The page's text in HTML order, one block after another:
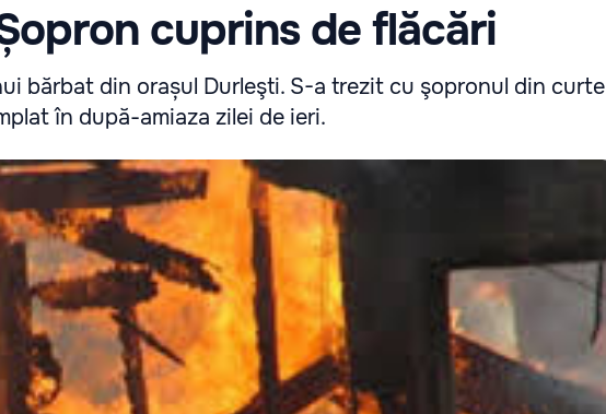
cuprins de flăcări
bărbat din orașul Durleşti. S-a trezit cu şopronul din curte
în după-amiaza zilei de ieri.